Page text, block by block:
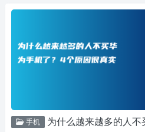
手机 为什么越来越多的人不买华为手